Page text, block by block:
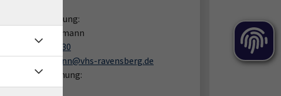
Fachliche Beratung:
Jan Gero Rakelmann
05201 8109-30
jan.rakelmann@vhs-ravensberg.de
Fragen zur Buchung:
Sandra Ulrichs